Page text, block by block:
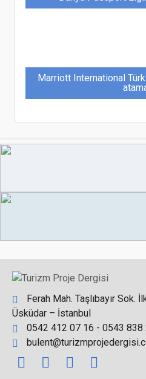
Marriott International
"Vision Of The Seas" ve
bin 827
Ferah Mah. Taşlıbayır Sok.
Üsküdar – İstanbul
0542 412 07 16 - 0543 838